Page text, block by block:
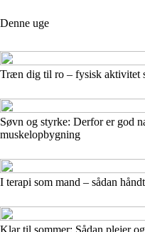
Denne uge
Træn dig til ro – fysisk aktivitet
Søvn og styrke: Derfor er god
muskelopbygning
I terapi som mand – sådan
Klar til sommer: Sådan plejer